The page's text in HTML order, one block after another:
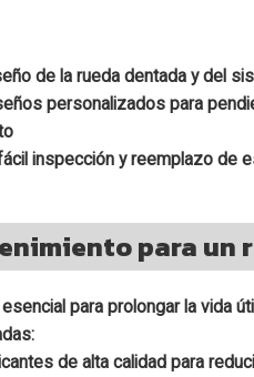
de la rueda dentada y del
personalizados para
inspección y reemplazo
para
para prolongar la vida
de alta calidad para